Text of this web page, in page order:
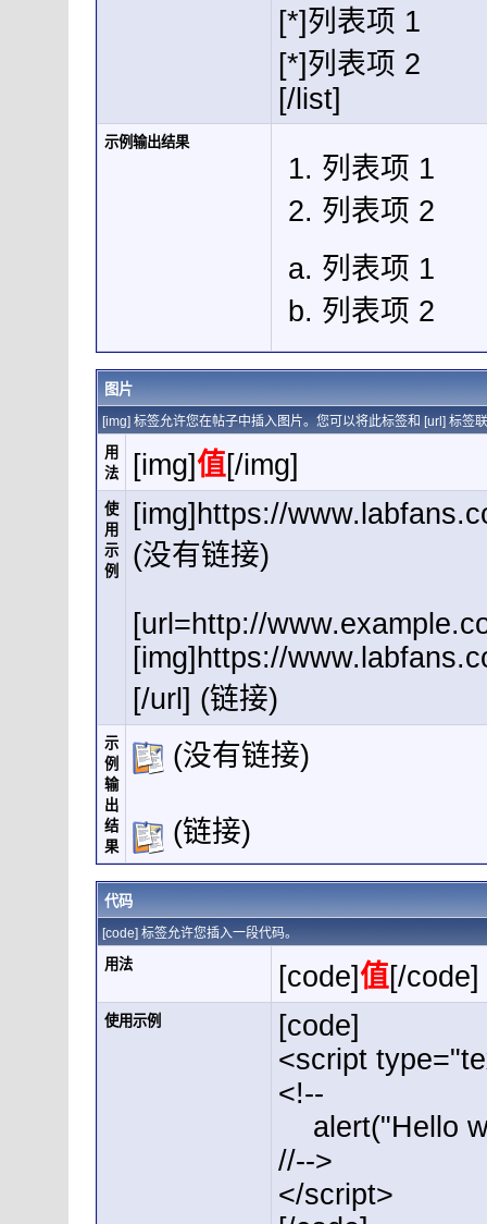
[*]列表项 1
[*]列表项 2
[/list]
示例输出结果
列表项 1
列表项 2
列表项 1
列表项 2
图片
[img] 标签允许您在帖子中插入图片。您可以将此标签和 [url] 标签
用
法
[img]值[/img]
使
用
示
例
[img]https://
(没有链接)
[url=http://
[img]https://
[/url] (链接)
示
例
输
出
结
果
(没有链接)
(链接)
代码
[code] 标签允许您插入一段代码。
用法 [code]值[/code]
使用示例
[code]
<script
<!--
alert("Hello
//-->
</script>